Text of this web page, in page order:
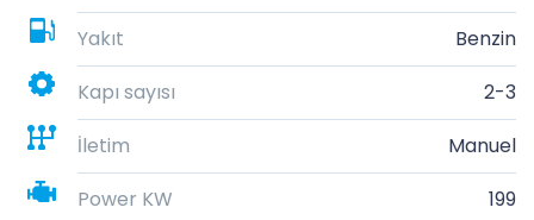
Yakıt
Benzin
Kapı sayısı
2-3
İletim
Manuel
Power KW
199